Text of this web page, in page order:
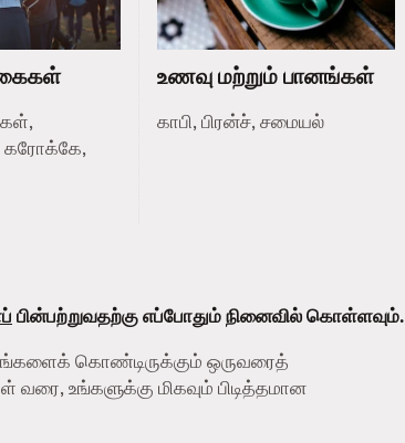
கரோக்கே,
உணவு மற்றும் பானங்கள்
காபி, பிரன்ச், சமையல்
பின்பற்றுவதற்கு எப்போதும் நினைவில் கொள்ளவும்.
கொண்டிருக்கும் ஒருவரைத்
உங்களுக்கு மிகவும் பிடித்தமான